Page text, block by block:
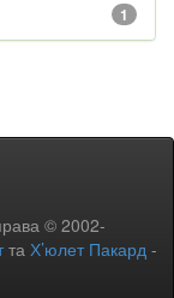
1
© 2002-
та Х’юлет Пакард -